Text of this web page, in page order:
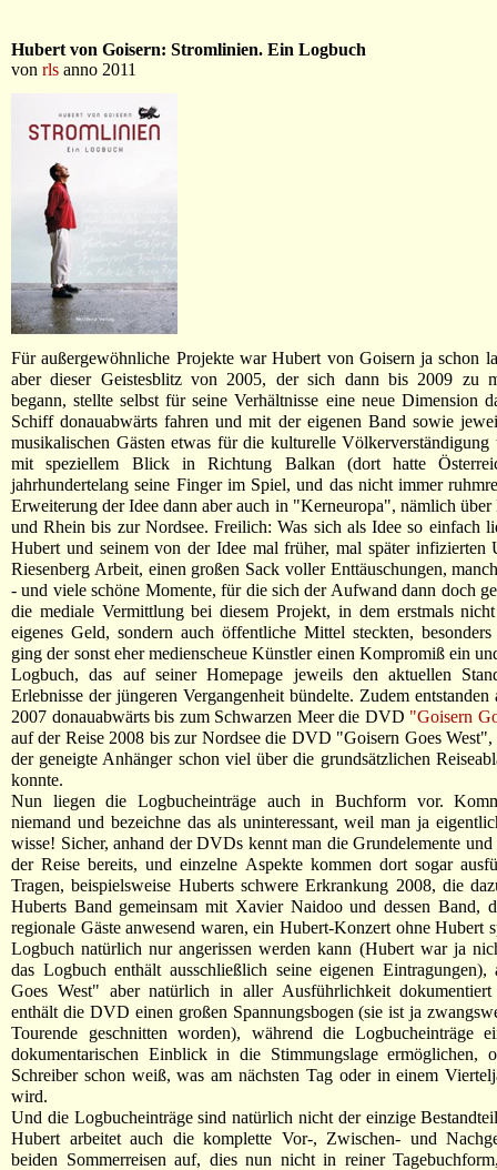
Hubert von Goisern: Stromlinien. Ein Logbuch
von rls anno 2011
Für außergewöhnliche Projekte war Hubert von Goisern ja schon
aber dieser Geistesblitz von 2005, der sich dann bis 2009 zu
begann, stellte selbst für seine Verhältnisse eine neue Dimension
Schiff donauabwärts fahren und mit der eigenen Band sowie
musikalischen Gästen etwas für die kulturelle Völkerverständigung
mit speziellem Blick in Richtung Balkan (dort hatte
jahrhundertelang seine Finger im Spiel, und das nicht immer
Erweiterung der Idee dann aber auch in "Kerneuropa", nämlich
und Rhein bis zur Nordsee. Freilich: Was sich als Idee so einfach
Hubert und seinem von der Idee mal früher, mal später infizierten
Riesenberg Arbeit, einen großen Sack voller Enttäuschungen,
- und viele schöne Momente, für die sich der Aufwand dann doch
die mediale Vermittlung bei diesem Projekt, in dem erstmals
eigenes Geld, sondern auch öffentliche Mittel steckten,
ging der sonst eher medienscheue Künstler einen Kompromiß ein
Logbuch, das auf seiner Homepage jeweils den aktuellen
Erlebnisse der jüngeren Vergangenheit bündelte. Zudem entstanden
2007 donauabwärts bis zum Schwarzen Meer die DVD "Goisern
auf der Reise 2008 bis zur Nordsee die DVD "Goisern Goes West",
der geneigte Anhänger schon viel über die grundsätzlichen
konnte.
Nun liegen die Logbucheinträge auch in Buchform vor.
niemand und bezeichne das als uninteressant, weil man ja
wisse! Sicher, anhand der DVDs kennt man die Grundelemente und
der Reise bereits, und einzelne Aspekte kommen dort sogar
Tragen, beispielsweise Huberts schwere Erkrankung 2008, die
Huberts Band gemeinsam mit Xavier Naidoo und dessen Band,
regionale Gäste anwesend waren, ein Hubert-Konzert ohne Hubert
Logbuch natürlich nur angerissen werden kann (Hubert war ja
das Logbuch enthält ausschließlich seine eigenen
Goes West" aber natürlich in aller Ausführlichkeit
enthält die DVD einen großen Spannungsbogen (sie ist ja
Tourende geschnitten worden), während die Logbucheinträge
dokumentarischen Einblick in die Stimmungslage ermöglichen,
Schreiber schon weiß, was am nächsten Tag oder in einem
wird.
Und die Logbucheinträge sind natürlich nicht der einzige
Hubert arbeitet auch die komplette Vor-, Zwischen- und
beiden Sommerreisen auf, dies nun nicht in reiner